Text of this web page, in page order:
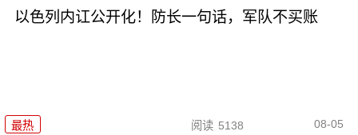
以色列内讧公开化！防长一句话，军队不买账
最热 阅读 5138 08-05